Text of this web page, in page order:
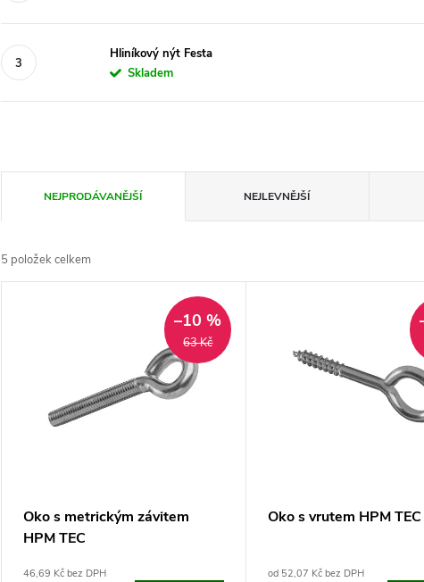
Hliníkový nýt Festa
Skladem
a
z
NEJPRODÁVANĚJŠÍ NEJLEVNĚJŠÍ
5 položek celkem
63 Kč
–10 %
Oko s metrickým závitem
HPM TEC
46,69 Kč bez DPH
Oko s vrutem HPM TEC
od 52,07 Kč bez DPH